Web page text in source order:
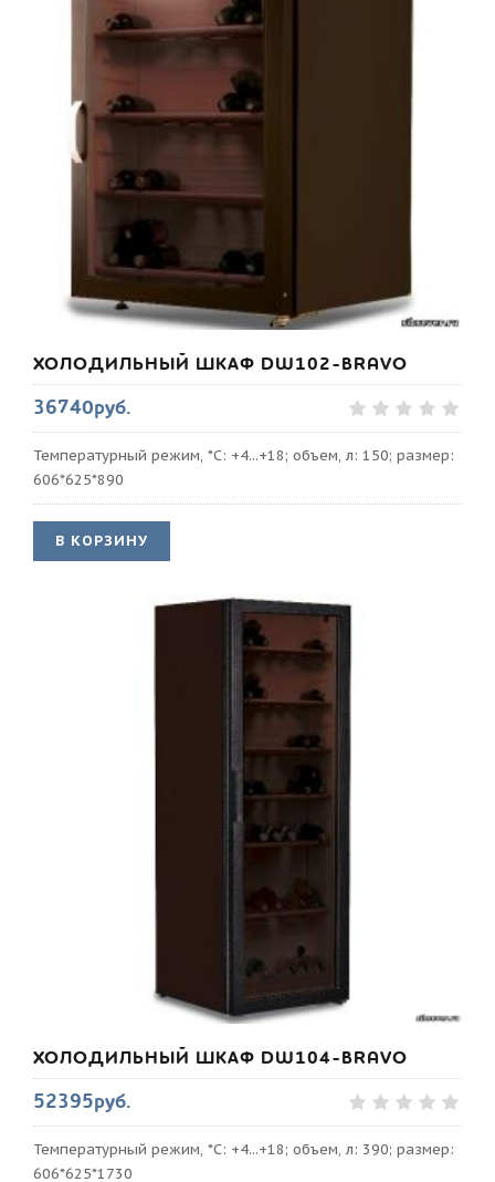
ХОЛОДИЛЬНЫЙ ШКАФ DW102-BRAVO
36740руб.
Температурный режим, *С: +4...+18; объем, л: 150; размер:
606*625*890
В КОРЗИНУ
ХОЛОДИЛЬНЫЙ ШКАФ DW104-BRAVO
52395руб.
Температурный режим, *С: +4...+18; объем, л: 390; размер:
606*625*1730